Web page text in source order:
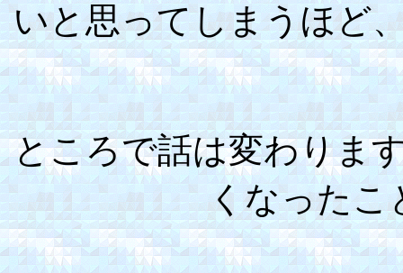
いと思ってしまうほど
ところで話は変わりま
くなったこ